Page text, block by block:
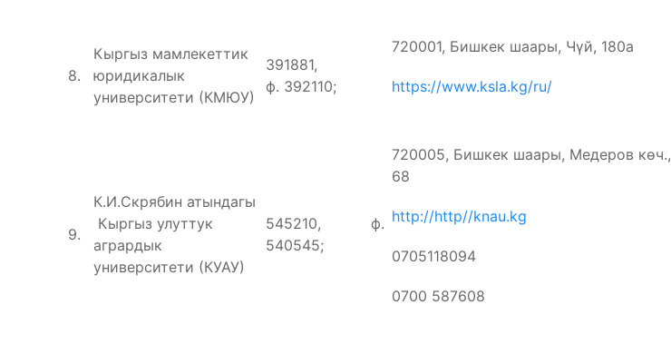
8.
Кыргыз мамлекеттик
юридикалык
университети (КМЮУ)
391881,
ф. 392110;
720001, Бишкек шаары, Чүй, 180а
https://www.ksla.kg/ru/
9.
К.И.Скрябин атындагы
Кыргыз улуттук
агрардык
университети (КУАУ)
545210, ф.
540545;
720005, Бишкек шаары, Медеров көч.,
68
http://http//knau.kg
0705118094
0700 587608